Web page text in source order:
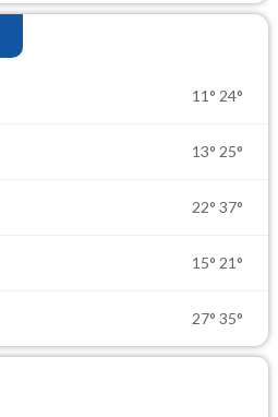
11° 24°
13° 25°
22° 37°
15° 21°
27° 35°